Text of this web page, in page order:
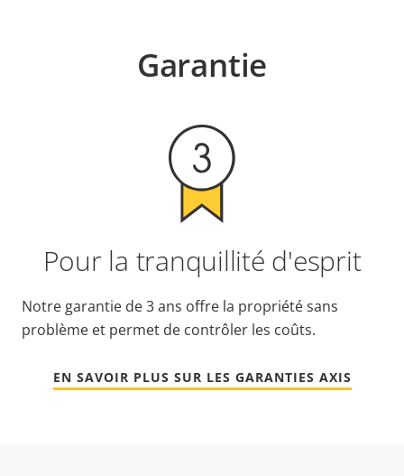
Garantie
Pour la tranquillité d'esprit
Notre garantie de 3 ans offre la propriété sans
problème et permet de contrôler les coûts.
EN SAVOIR PLUS SUR LES GARANTIES AXIS